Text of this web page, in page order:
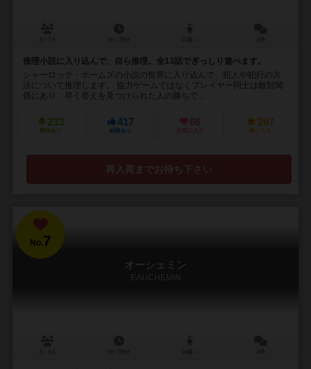
推理小説に入り込んで、自ら推理。全13話でぎっしり遊べます。
シャーロック・ホームズの小説の世界に入り込んで、犯人や犯行の方
法について推理します。 協力ゲームではなくプレイヤー同士は敵対関
係にあり、早く答えを見つけられた人の勝ちで...
233
興味あり
417
経験あり
66
お気に入り
297
持ってる
再入荷までお待ち下さい
No.7
オーシェミン
EAUCHEMIN